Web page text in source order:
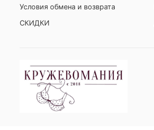
Условия обмена и возврата
СКИДКИ